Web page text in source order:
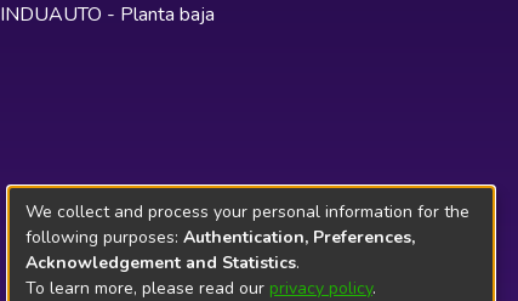
INDUAUTO - Planta baja
We collect and process your personal information for the
following purposes: Authentication, Preferences,
Acknowledgement and Statistics.
To learn more, please read our privacy policy.